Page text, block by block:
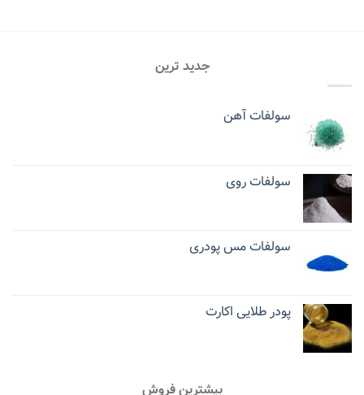
جدید ترین
سولفات آهن
سولفات روی
سولفات مس پودری
پودر طلایی اکارت
بیشترین فروش